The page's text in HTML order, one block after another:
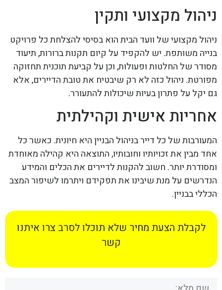
ניהול מקצועי ותקין
ניהול מקצועי של וועד הבית הוא בסיסי להצלחת כל פרויקט
בנייה משותפת. יש להקפיד על קיום תקנות ברורות, תיעוד
מסודר של החלטות ופעולות, וכן על קביעת תוכנית תחזוקה
מפורטת. ניהול כזה לא רק שיבטיח את טובת הדיירים, אלא
גם יקל על פתרון בעיות שיכולות להתעורר.
אחריות אישית וקהילתית
המעורבות של כל דייר בניהול הבניין היא חיונית. כאשר כל
אחד מבין את זכויותיו וחובותיו, התוצאה היא קהילה מאוחדת
ומסודרת יותר. חשוב להקנות לדיירים את הכלים והמידע
הנדרשים על מנת שיבינו את תפקידם ויתרמו לשיפור המצב
הכללי בבניין.
לקבלת הצעת מחיר שלא תוכלו לסרב צרו איתנו
קשר